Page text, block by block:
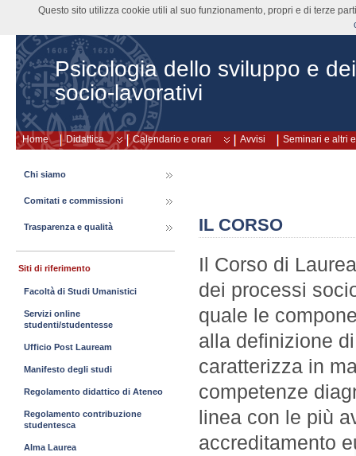
Psicologia dello sviluppo e
socio-lavorativi
Home Didattica Calendario e orari Avvisi Seminari e altri
IL CORSO
Il Corso di
dei processi
quale le
alla definizione
caratterizza in
competenze
linea con le più
accreditamento
Chi siamo
Comitati e commissioni
Trasparenza e qualità
Siti di riferimento
Facoltà di Studi Umanistici
Servizi online
studenti/studentesse
Ufficio Post Lauream
Manifesto degli studi
Regolamento didattico di Ateneo
Regolamento contribuzione
studentesca
Alma Laurea
Questo sito utilizza cookie utili al suo funzionamento, propri e di terze